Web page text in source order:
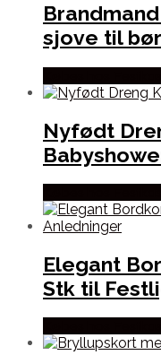
sjove til
Nyfødt
Elegant
Stk til